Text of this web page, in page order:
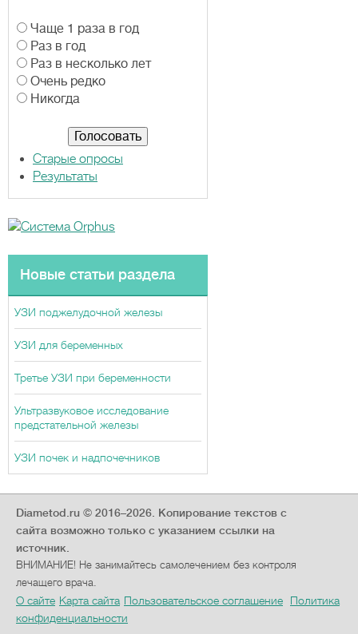
В
а
р
и
а
Чаще 1 раза в год
Раз в год
Раз в несколько лет
Очень редко
Никогда
Старые опросы
Результаты
Новые статьи раздела
УЗИ поджелудочной железы
УЗИ для беременных
Третье УЗИ при беременности
Ультразвуковое исследование
предстательной железы
УЗИ почек и надпочечников
Diametod.ru © 2016–2026. Копирование текстов с
сайта возможно только с указанием ссылки на
источник.
ВНИМАНИЕ! Не занимайтесь самолечением без контроля
лечащего врача.
О сайте Карта сайта Пользовательское соглашение
Политика
конфиденциальности